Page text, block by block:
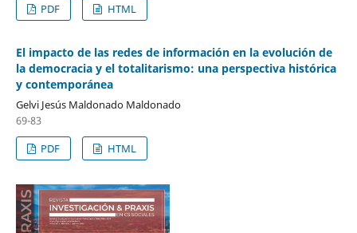
PDF
HTML
El impacto de las redes de información en la evolución de
la democracia y el totalitarismo: una perspectiva histórica
y contemporánea
Gelvi Jesús Maldonado Maldonado
69-83
PDF
HTML